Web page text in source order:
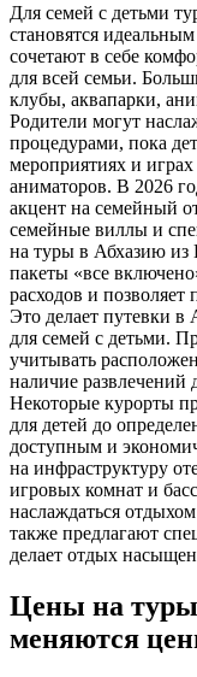
Для семей с детьми
становятся
сочетают в себе
для всей семьи.
клубы, аквапарки,
Родители могут
процедурами, пока
мероприятиях и
аниматоров. В 2026
акцент на семейный
семейные виллы и
на туры в Абхазию из
пакеты «все
расходов и позволяет
Это делает путевки в
для семей с детьми.
учитывать
наличие развлечений
Некоторые курорты
для детей до
доступным и
на инфраструктуру
игровых комнат и
наслаждаться
также предлагают
делает отдых
Цены на
меняются